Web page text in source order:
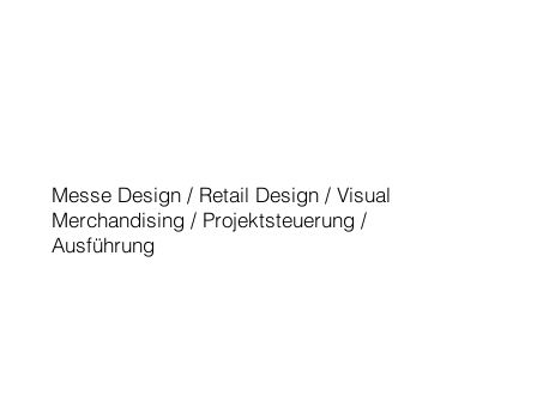
Messe Design / Retail Design / Visual
Merchandising / Projektsteuerung /
Ausführung